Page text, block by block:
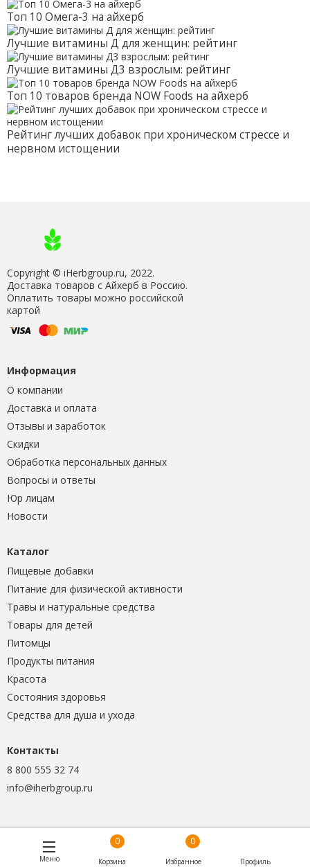
Топ 10 Омега-3 на айхерб
Лучшие витамины Д для женщин: рейтинг
Лучшие витамины Д3 взрослым: рейтинг
Топ 10 товаров бренда NOW Foods на айхерб
Рейтинг лучших добавок при хроническом стрессе и
нервном истощении
Copyright © iHerbgroup.ru, 2022.
Доставка товаров с Айхерб в Россию.
Оплатить товары можно российской
картой
Информация
О компании
Доставка и оплата
Отзывы и заработок
Скидки
Обработка персональных данных
Вопросы и ответы
Юр лицам
Новости
Каталог
Пищевые добавки
Питание для физической активности
Травы и натуральные средства
Товары для детей
Питомцы
Продукты питания
Красота
Состояния здоровья
Средства для душа и ухода
Контакты
8 800 555 32 74
info@iherbgroup.ru
Меню
0
Корзина
0
Избранное Профиль